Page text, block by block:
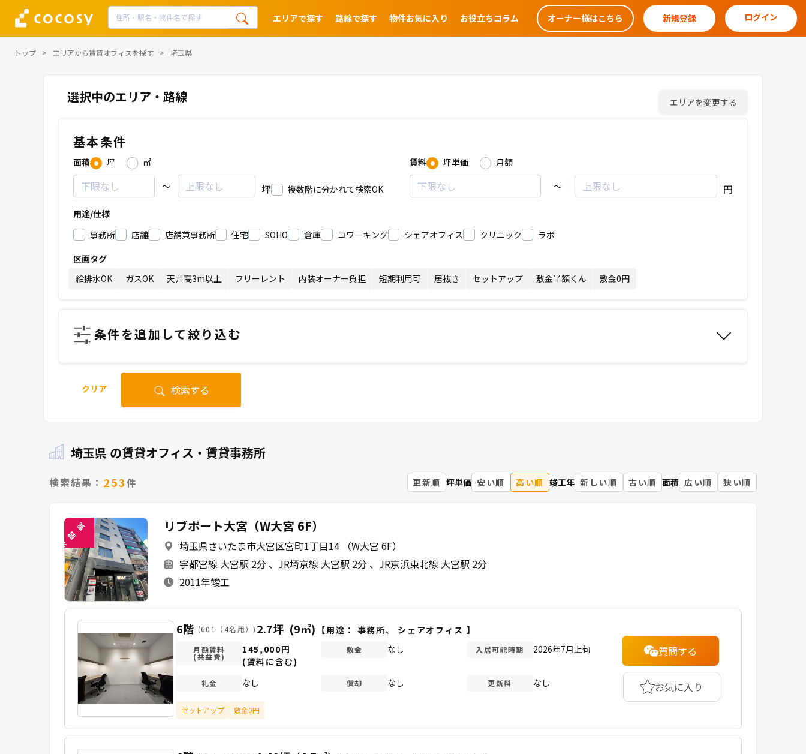
エリアで探す 路線で探す 物件お気に入り お役立ちコラム オーナー様はこちら 新規登録 ログイン
トップ エリアから賃貸オフィスを探す 埼玉県
選択中のエリア・路線 エリアを変更する
基本条件
面積 坪
㎡
～
坪 複数階に分かれて検索OK
賃料 坪単価
月額
～
円
用途/仕様
事務所
店舗 店舗兼事務所 住宅 SOHO 倉庫 コワーキング シェアオフィス クリニック
ラボ
区画タグ
給排水OK
ガスOK 天井高3m以上 フリーレント 内装オーナー負担 短期利用可 居抜き セットアップ 敷金半額くん 敷金0円
条件を追加して絞り込む
クリア 検索する
埼玉県 の賃貸オフィス・賃貸事務所
検索結果： 253件 更新順 坪単価 安い順 高い順 竣工年 新しい順 古い順 面積 広い順 狭い順
未
閲
覧 リブポート大宮（W大宮 6F）
埼玉県さいたま市大宮区宮町1丁目14 （W大宮 6F）
宇都宮線 大宮駅 2分
JR埼京線 大宮駅 2分
JR京浜東北線 大宮駅 2分
2011年竣工
6階 (601（4名用）) 2.7坪 (9㎡) 【用途： 事務所、 シェアオフィス 】
月額賃料
(共益費)
145,000円
(賃料に含む)
敷金 なし 入居可能時期 2026年7月上旬
礼金 なし 償却 なし 更新料 なし
セットアップ 敷金0円
質問する
お気に入り